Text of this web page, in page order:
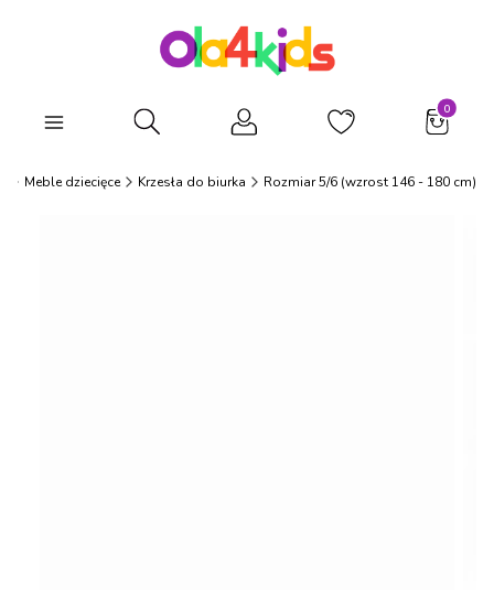
Otwórz wyszukiwarkę
Meble dziecięce Krzesła do biurka Rozmiar 5/6 (wzrost 146 - 180 cm)